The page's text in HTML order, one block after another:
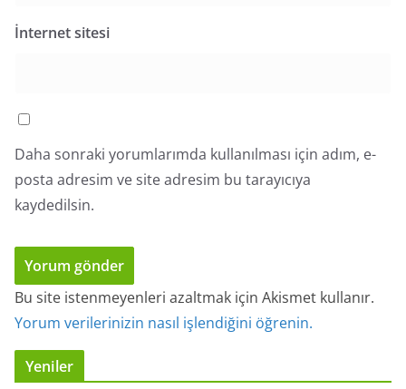
İnternet sitesi
Daha sonraki yorumlarımda kullanılması için adım, e-
posta adresim ve site adresim bu tarayıcıya
kaydedilsin.
Bu site istenmeyenleri azaltmak için Akismet kullanır.
Yorum verilerinizin nasıl işlendiğini öğrenin.
Yeniler